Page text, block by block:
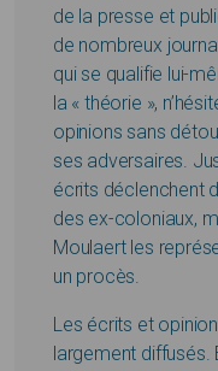
de la presse et
de nombreux
qui se qualifie lui-
la « théorie »,
opinions sans
ses adversaires.
écrits déclenchent
des ex-coloniaux,
Moulaert les
un procès.
Les écrits et
largement diffusés.